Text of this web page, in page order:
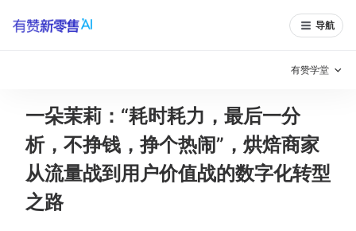
导航
有赞学堂
有赞说增长
私域日历 增长方法
有赞说案例拆解
一朵茉莉：“耗时耗力，最后一分
析，不挣钱，挣个热闹”，烘焙商家
从流量战到用户价值战的数字化转型
之路